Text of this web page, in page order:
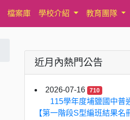
檔案庫 學校介紹 教育團隊
近月內熱門公告
2026-07-16 710
115學年度埔鹽國中普
【第一階段S型編班結果名